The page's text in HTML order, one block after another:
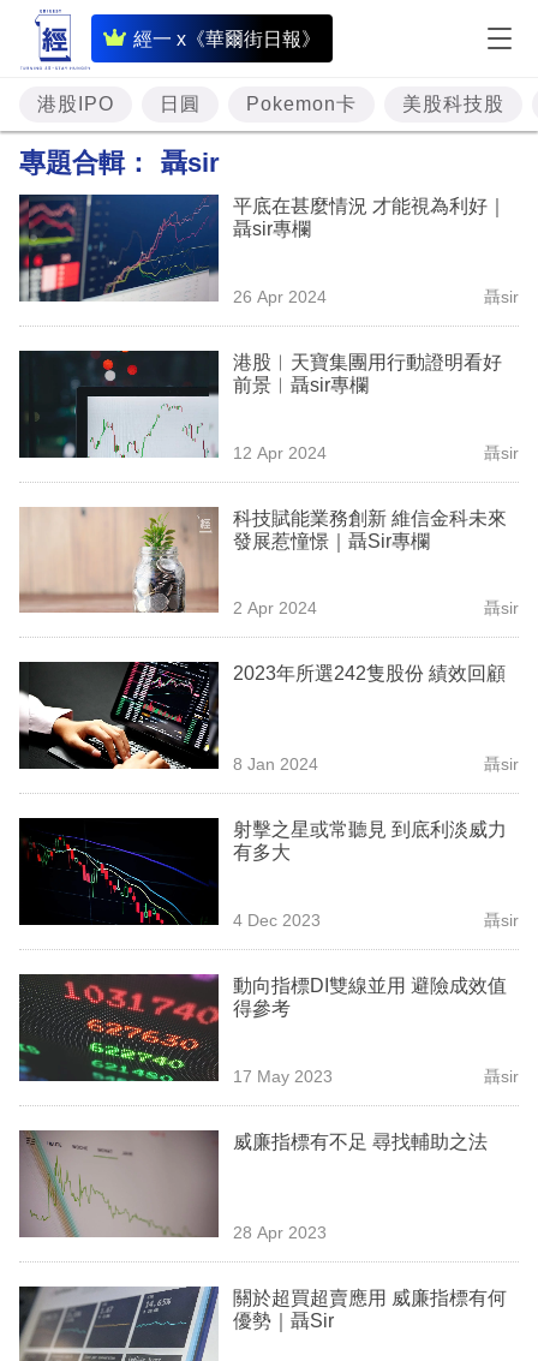
經一 x《華爾街日報》
即
時
財
經
題
投
資
樓
市
理
商
業
科
技
職
場
生
時
事
欄
訂
閱
區
港股IPO 日圓 Pokemon卡 美股科技股
專題合輯： 聶sir
平底在甚麼情況 才能視為利好｜
聶sir專欄
26 Apr 2024 聶sir
港股︳天寶集團用行動證明看好
前景︳聶sir專欄
12 Apr 2024 聶sir
科技賦能業務創新 維信金科未來
發展惹憧憬｜聶Sir專欄
2 Apr 2024 聶sir
2023年所選242隻股份 績效回顧
8 Jan 2024 聶sir
射擊之星或常聽見 到底利淡威力
有多大
4 Dec 2023 聶sir
動向指標DI雙線並用 避險成效值
得參考
17 May 2023 聶sir
威廉指標有不足 尋找輔助之法
28 Apr 2023
關於超買超賣應用 威廉指標有何
優勢｜聶Sir